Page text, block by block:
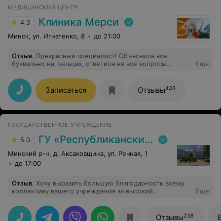
МЕДИЦИНСКИЙ ЦЕНТР
4.3 Клиника Мерси
Минск, ул. Игнатенко, 8 до 21:00
Отзыв. Прекрасный специалист! Объяснила все
буквально на пальцах, ответила на все вопросы
компетентности.
Еще
Записаться Отзывы433
ГОСУДАРСТВЕННОЕ УЧРЕЖДЕНИЕ
5.0 ГУ «Республиканский научно-практический центр медицинской экспертизы и реабилитаци»
Минский р-н, д. Аксаковщина, ул. Речная, 1
до 17:00
Отзыв. Хочу выразить большую благодарность всему
коллективу вашего учреждения за высокий
помогают людям не только восстановиться после
операций, а также помогают дальше чувствовать себя
Еще
Отзывы238